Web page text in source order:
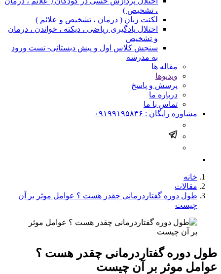
، تشخیص )
لکنت زبان ( درمان ، تشخیص و علائم )
اختلال یادگیری ریاضی ، دیکته ، خواندن ، درمان
و تشخیص
سنجش کلاس اول و پیش دبستانی- تست ورود
به مدرسه
مقاله ها
ویدیوها
پرسش و پاسخ
درباره ما
تماس با ما
مشاوره رایگان : ۰۹۱۹۹۱۹۵۸۳۶
خانه
مقالات
طول دوره گفتاردرمانی چقدر هست ؟ عوامل موثر بر آن
چیست
طول دوره گفتاردرمانی چقدر هست ؟
عوامل موثر بر آن چیست